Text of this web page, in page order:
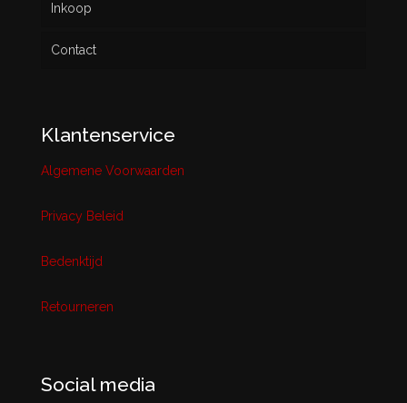
Inkoop
Contact
Klantenservice
Algemene Voorwaarden
Privacy Beleid
Bedenktijd
Retourneren
Social media